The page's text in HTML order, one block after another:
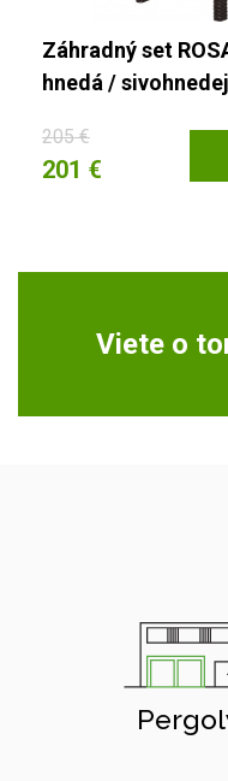
Záhradný set
hnedá /
205 €
201 €
Viete o